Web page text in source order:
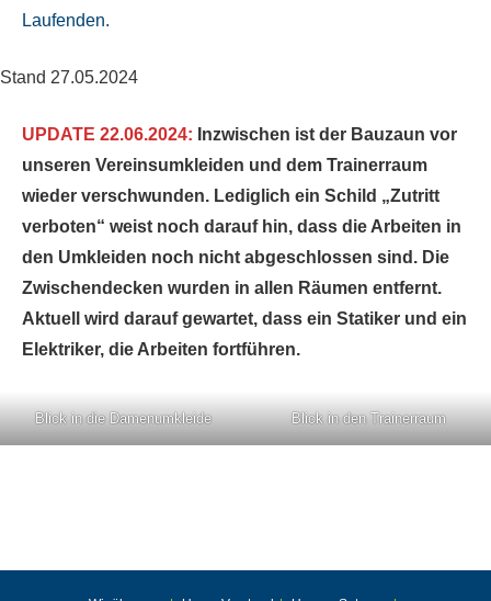
Laufenden.
Stand 27.05.2024
UPDATE 22.06.2024: Inzwischen ist der Bauzaun vor
unseren Vereinsumkleiden und dem Trainerraum
wieder verschwunden. Lediglich ein Schild „Zutritt
verboten“ weist noch darauf hin, dass die Arbeiten in
den Umkleiden noch nicht abgeschlossen sind. Die
Zwischendecken wurden in allen Räumen entfernt.
Aktuell wird darauf gewartet, dass ein Statiker und ein
Elektriker, die Arbeiten fortführen.
Blick in die Damenumkleide Blick in den Trainerraum